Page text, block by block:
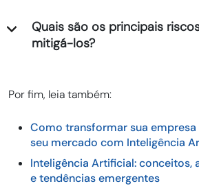
Quais são os principais
mitigá-los?
Por fim, leia também:
Como transformar sua
seu mercado com Inteligência
Inteligência Artificial: conceitos,
e tendências emergentes